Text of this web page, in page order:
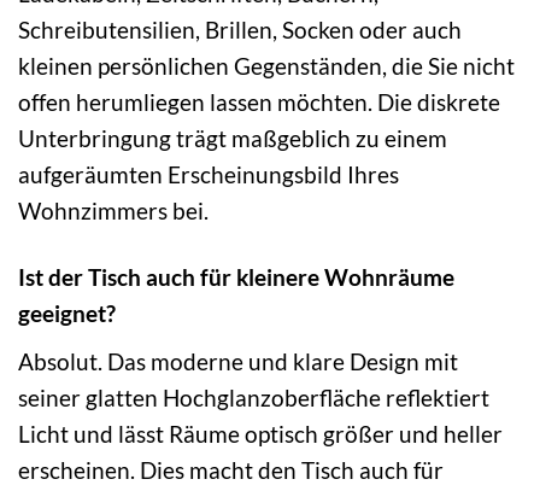
Schreibutensilien, Brillen, Socken oder auch
kleinen persönlichen Gegenständen, die Sie nicht
offen herumliegen lassen möchten. Die diskrete
Unterbringung trägt maßgeblich zu einem
aufgeräumten Erscheinungsbild Ihres
Wohnzimmers bei.
Ist der Tisch auch für kleinere Wohnräume
geeignet?
Absolut. Das moderne und klare Design mit
seiner glatten Hochglanzoberfläche reflektiert
Licht und lässt Räume optisch größer und heller
erscheinen. Dies macht den Tisch auch für